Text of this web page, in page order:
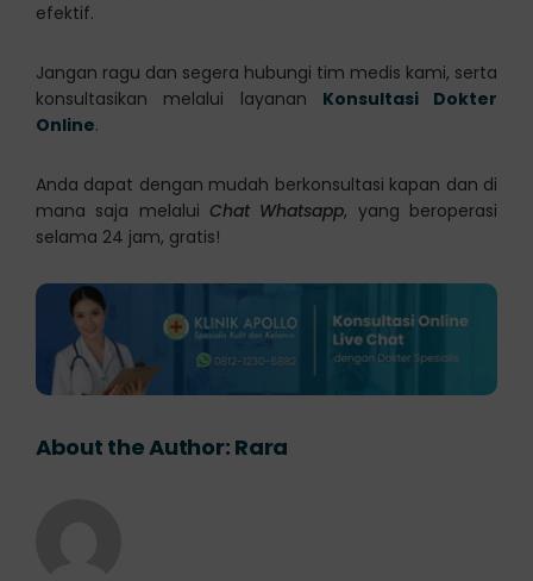
efektif.
Jangan ragu dan segera hubungi tim medis kami, serta
konsultasikan melalui layanan Konsultasi Dokter
Online.
Anda dapat dengan mudah berkonsultasi kapan dan di
mana saja melalui Chat Whatsapp, yang beroperasi
selama 24 jam, gratis!
About the Author: Rara